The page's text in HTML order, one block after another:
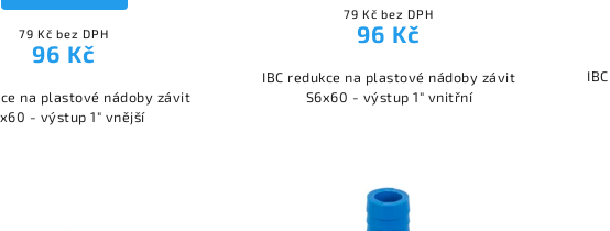
79 Kč bez DPH
96 Kč
na plastové nádoby závit
- výstup 1" vnější
79 Kč bez DPH
96 Kč
IBC redukce na plastové nádoby závit
S6x60 - výstup 1" vnitřní